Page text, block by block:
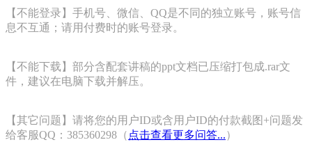
【不能登录】手机号、微信、QQ是不同的独立账号，账号信
息不互通；请用付费时的账号登录。
【不能下载】部分含配套讲稿的ppt文档已压缩打包成.rar文
件，建议在电脑下载并解压。
【其它问题】请将您的用户ID或含用户ID的付款截图+问题发
给客服QQ：385360298（ 点击查看更多问答...）